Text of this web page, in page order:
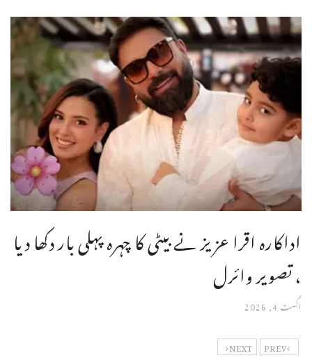
اداکارہ اقرا عزیز نے بیٹی کا چہرہ پہلی بار دکھا دیا
، تصویر وائرل
اگست 4, 2026
PREV
NEXT